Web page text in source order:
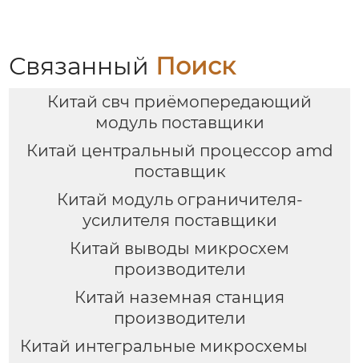
Связанный Поиск
Китай свч приёмопередающий
модуль поставщики
Китай центральный процессор amd
поставщик
Китай модуль ограничителя-
усилителя поставщики
Китай выводы микросхем
производители
Китай наземная станция
производители
Китай интегральные микросхемы